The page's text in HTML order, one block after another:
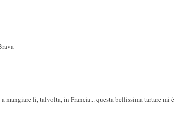
mangiare lì, talvolta, in Francia... questa bellissima tartare mi è